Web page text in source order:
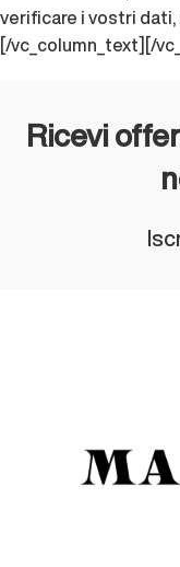
verificare i vostri dati,
[/vc_column_text][/
Ricevi